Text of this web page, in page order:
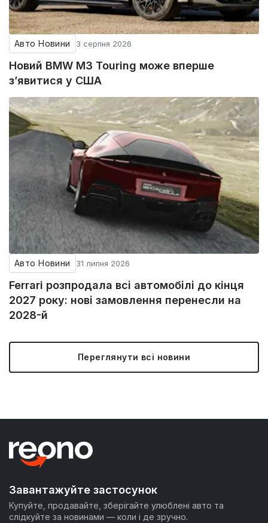
Авто Новини 3 серпня 2026
Новий BMW M3 Touring може вперше
з’явитися у США
Авто Новини 31 липня 2026
Ferrari розпродала всі автомобілі до кінця
2027 року: нові замовлення перенесли на
2028-й
Переглянути всі новини
Завантажуйте застосунок
Купуйте, продавайте, зберігайте улюблені авто та
слідкуйте за новинами — коли і де зручно.